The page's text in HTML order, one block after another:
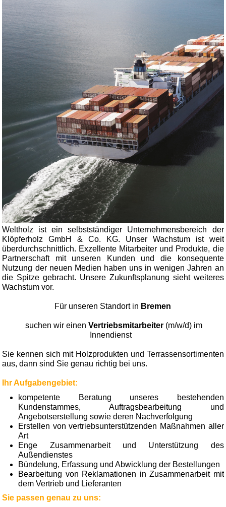
Weltholz ist ein selbstständiger Unternehmensbereich der
Klöpferholz GmbH & Co. KG. Unser Wachstum ist weit
überdurchschnittlich. Exzellente Mitarbeiter und Produkte, die
Partnerschaft mit unseren Kunden und die konsequente
Nutzung der neuen Medien haben uns in wenigen Jahren an
die Spitze gebracht. Unsere Zukunftsplanung sieht weiteres
Wachstum vor.
Für unseren Standort in Bremen
suchen wir einen Vertriebsmitarbeiter (m/w/d) im
Innendienst
Sie kennen sich mit Holzprodukten und Terrassensortimenten
aus, dann sind Sie genau richtig bei uns.
Ihr Aufgabengebiet:
kompetente Beratung unseres bestehenden
Kundenstammes, Auftragsbearbeitung und
Angebotserstellung sowie deren Nachverfolgung
Erstellen von vertriebsunterstützenden Maßnahmen aller
Art
Enge Zusammenarbeit und Unterstützung des
Außendienstes
Bündelung, Erfassung und Abwicklung der Bestellungen
Bearbeitung von Reklamationen in Zusammen­arbeit mit
dem Vertrieb und Lieferanten
Sie passen genau zu uns: